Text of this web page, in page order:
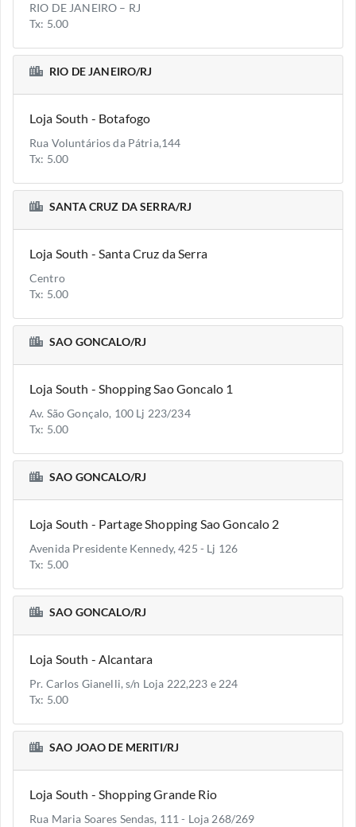
RIO DE JANEIRO – RJ
Tx: 5.00
RIO DE JANEIRO/RJ
Loja South - Botafogo
Rua Voluntários da Pátria,144
Tx: 5.00
SANTA CRUZ DA SERRA/RJ
Loja South - Santa Cruz da Serra
Centro
Tx: 5.00
SAO GONCALO/RJ
Loja South - Shopping Sao Goncalo 1
Av. São Gonçalo, 100 Lj 223/234
Tx: 5.00
SAO GONCALO/RJ
Loja South - Partage Shopping Sao Goncalo 2
Avenida Presidente Kennedy, 425 - Lj 126
Tx: 5.00
SAO GONCALO/RJ
Loja South - Alcantara
Pr. Carlos Gianelli, s/n Loja 222,223 e 224
Tx: 5.00
SAO JOAO DE MERITI/RJ
Loja South - Shopping Grande Rio
Rua Maria Soares Sendas, 111 - Loja 268/269